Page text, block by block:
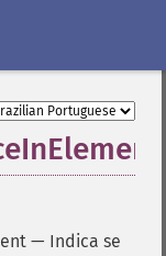
— Indica se